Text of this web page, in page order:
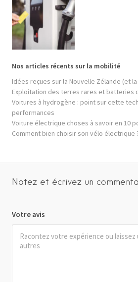
Nos articles récents sur la mobilité
Idées reçues sur la Nouvelle Zélande (et
Exploitation des terres rares et batteries
Voitures à hydrogène : point sur cette
performances
Voiture électrique choses à savoir en 10
Comment bien choisir son vélo électrique
Notez et écrivez un
Votre avis